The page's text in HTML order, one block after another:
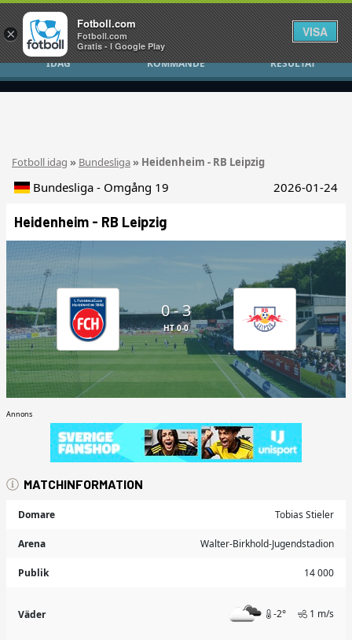
IDAG KOMMANDE RESULTAT
Fotboll idag » Bundesliga» Heidenheim - RB Leipzig
Bundesliga - Omgång 19 2026-01-24
Heidenheim - RB Leipzig
0 - 3
HT 0-0
Annons
MATCHINFORMATION
Domare Tobias Stieler
Arena Walter-Birkhold-Jugendstadion
Publik 14 000
Väder -2° 1 m/s
×
Fotboll.com
Fotboll.com
Gratis - I Google Play
VISA